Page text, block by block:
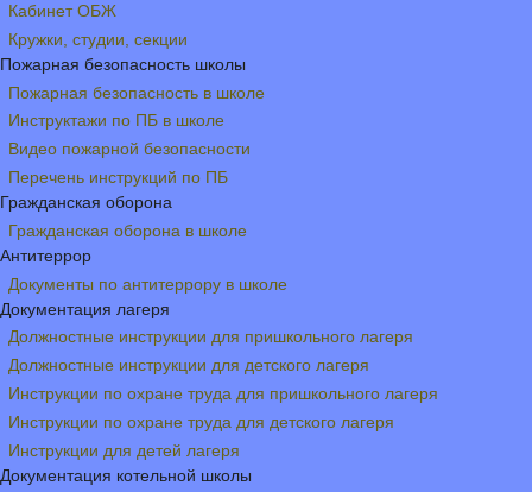
Кабинет ОБЖ
Кружки, студии, секции
Пожарная безопасность школы
Пожарная безопасность в школе
Инструктажи по ПБ в школе
Видео пожарной безопасности
Перечень инструкций по ПБ
Гражданская оборона
Гражданская оборона в школе
Антитеррор
Документы по антитеррору в школе
Документация лагеря
Должностные инструкции для пришкольного лагеря
Должностные инструкции для детского лагеря
Инструкции по охране труда для пришкольного лагеря
Инструкции по охране труда для детского лагеря
Инструкции для детей лагеря
Документация котельной школы